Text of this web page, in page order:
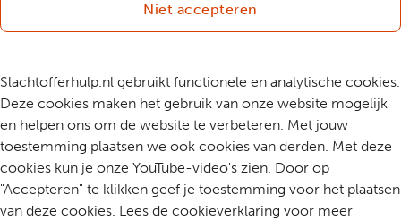
Niet accepteren
Slachtofferhulp.nl gebruikt functionele en analytische cookies.
Deze cookies maken het gebruik van onze website mogelijk
en helpen ons om de website te verbeteren. Met jouw
toestemming plaatsen we ook cookies van derden. Met deze
cookies kun je onze YouTube-video's zien. Door op
"Accepteren" te klikken geef je toestemming voor het plaatsen
van deze cookies. Lees de cookieverklaring voor meer